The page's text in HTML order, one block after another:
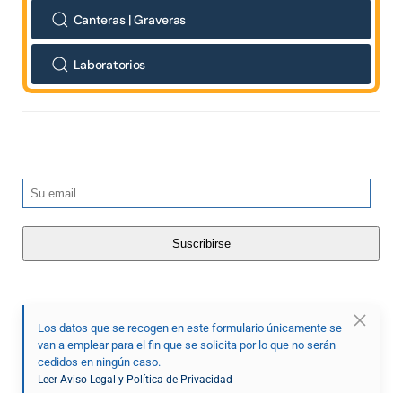
Canteras | Graveras
Laboratorios
Los datos que se recogen en este formulario únicamente se
van a emplear para el fin que se solicita por lo que no serán
cedidos en ningún caso.
Leer Aviso Legal y Política de Privacidad